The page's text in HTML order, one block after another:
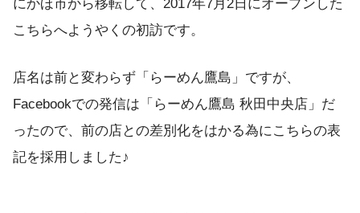
にかほ市から移転して、2017年7月2日にオープンした
こちらへようやくの初訪です。
店名は前と変わらず「らーめん鷹島」ですが、
Facebookでの発信は「らーめん鷹島 秋田中央店」だ
ったので、前の店との差別化をはかる為にこちらの表
記を採用しました♪